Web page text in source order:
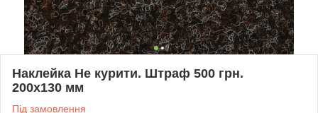
Наклейка Не курити. Штраф 500 грн.
200х130 мм
Під замовлення